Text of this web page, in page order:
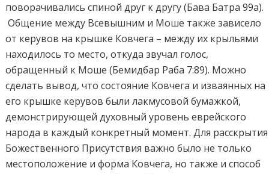
поворачивались спиной друг к другу (Бава Батра 99a).
Общение между Всевышним и Моше также зависело
от керувов на крышке Ковчега – между их крыльями
находилось то место, откуда звучал голос,
обращенный к Моше (Бемидбар Раба 7:89). Можно
сделать вывод, что состояние Ковчега и изваянных на
его крышке керувов были лакмусовой бумажкой,
демонстрирующей духовный уровень еврейского
народа в каждый конкретный момент. Для расскрытия
Божественного Присутствия важно было не только
местоположение и форма Ковчега, но также и способ